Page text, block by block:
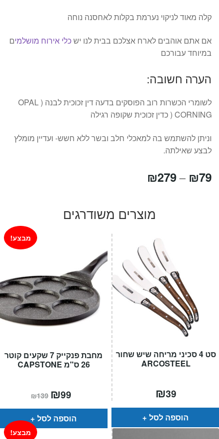
קלה מאוד לניקוי נערמת בקלות לאחסנה נוחה
אם אתם אוהבים לארח אצלכם בבית לנו ישכלי אירוח מושלמים
במיוחד עבורכם
הערה חשובה:
לשומרי הכשרות רוב הפוסקים בדעה דין זכוכית לבנה ( OPAL
CORNING ( כדין זכוכית שקופה רגילה
וניתן להשתמש בה למאכלי חלב ובשר ללא חשש- ועדיין מומלץ
לבצע שאילתה.
₪79
–
₪279
מוצרים משודרגים
מחבת פנקייק 7 שקעים קוטר
26 ס"מ CAPSTONE
מבצע!
₪139 המחיר
המקורי
היה:
₪139.
₪99
הוא:
הוספה לסל
סט 4 סכיני מריחה שיש שחור
ARCOSTEEL
₪39
הוספה לסל
מבצע!